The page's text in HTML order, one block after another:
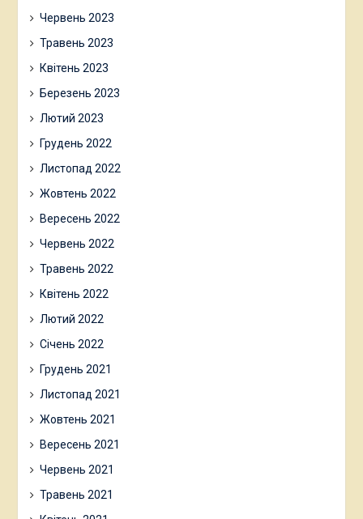
Червень 2023
Травень 2023
Квітень 2023
Березень 2023
Лютий 2023
Грудень 2022
Листопад 2022
Жовтень 2022
Вересень 2022
Червень 2022
Травень 2022
Квітень 2022
Лютий 2022
Січень 2022
Грудень 2021
Листопад 2021
Жовтень 2021
Вересень 2021
Червень 2021
Травень 2021